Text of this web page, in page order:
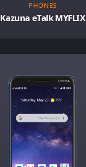
PHONES
Kazuna eTalk MYFLIX